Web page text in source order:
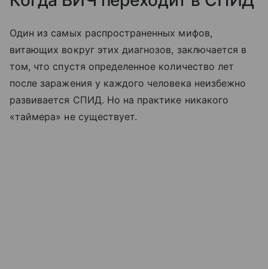
Один из самых распространенных мифов,
витающих вокруг этих диагнозов, заключается в
том, что спустя определенное количество лет
после заражения у каждого человека неизбежно
развивается СПИД. Но на практике никакого
«таймера» не существует.